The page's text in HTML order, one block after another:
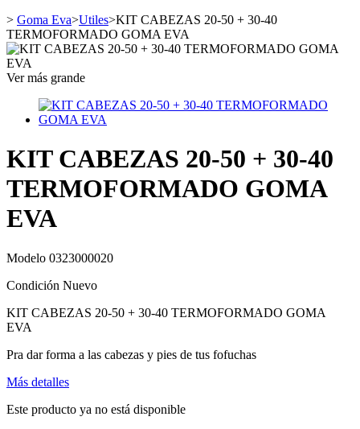
> Goma Eva>Utiles>KIT CABEZAS 20-50 + 30-40
TERMOFORMADO GOMA EVA
Ver más grande
KIT CABEZAS 20-50 + 30-40
TERMOFORMADO GOMA
EVA
Modelo 0323000020
Condición Nuevo
KIT CABEZAS 20-50 + 30-40 TERMOFORMADO GOMA
EVA
Pra dar forma a las cabezas y pies de tus fofuchas
Más detalles
Este producto ya no está disponible